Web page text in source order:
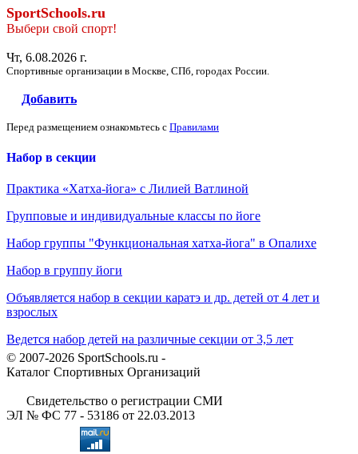
SportSchools.ru
Выбери свой спорт!
Чт, 6.08.2026 г.
Спортивные организации в Москве, СПб, городах России.
Добавить
Перед размещением ознакомьтесь с Правилами
Набор в секции
Практика «Хатха-йога» с Лилией Ватлиной
Групповые и индивидуальные классы по йоге
Набор группы "Функциональная хатха-йога" в Опалихе
Набор в группу йоги
Объявляется набор в секции каратэ и др. детей от 4 лет и
взрослых
Ведется набор детей на различные секции от 3,5 лет
© 2007-2026 SportSchools.ru -
Каталог Спортивных Организаций
Свидетельство о регистрации СМИ
ЭЛ № ФС 77 - 53186 от 22.03.2013